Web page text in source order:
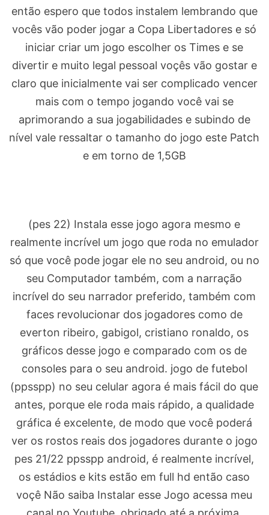
então espero que todos instalem lembrando que
vocês vão poder jogar a Copa Libertadores e só
iniciar criar um jogo escolher os Times e se
divertir e muito legal pessoal voçês vão gostar e
claro que inicialmente vai ser complicado vencer
mais com o tempo jogando você vai se
aprimorando a sua jogabilidades e subindo de
nível vale ressaltar o tamanho do jogo este Patch
e em torno de 1,5GB
(pes 22) Instala esse jogo agora mesmo e
realmente incrível um jogo que roda no emulador
só que você pode jogar ele no seu android, ou no
seu Computador também, com a narração
incrível do seu narrador preferido, também com
faces revolucionar dos jogadores como de
everton ribeiro, gabigol, cristiano ronaldo, os
gráficos desse jogo e comparado com os de
consoles para o seu android. jogo de futebol
(ppsspp) no seu celular agora é mais fácil do que
antes, porque ele roda mais rápido, a qualidade
gráfica é excelente, de modo que você poderá
ver os rostos reais dos jogadores durante o jogo
pes 21/22 ppsspp android, é realmente incrível,
os estádios e kits estão em full hd então caso
voçê Não saiba Instalar esse Jogo acessa meu